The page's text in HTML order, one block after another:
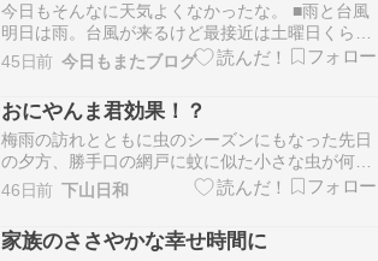
今日もそんなに天気よくなかったな。 ■雨と台風
明日は雨。台風が来るけど最接近は土曜日くらい
か。 色々予定が狂ってしまってさあ困ったなあ。
台風の中で出かける気はないんだけどどうなるか
な。 ■動画編集 昨日はあまりやる気なかったので
今日はしっかり編集していこう。 今日は最低で…
45日前 今日もまたブログ
おにやんま君効果！？
梅雨の訪れとともに虫のシーズンにもなった先日
の夕方、勝手口の網戸に蚊に似た小さな虫が何十
匹と集まっていたそれだけならまだしも、戸を開
けると同時に数匹が家の中へ飛び込んだそこで今
シーズンもおにやま君の登場となった翌日の夕
方、網戸の虫は数匹に減っていた小雨模様の天候
46日前 下山日和
家族のささやかな幸せ時間に